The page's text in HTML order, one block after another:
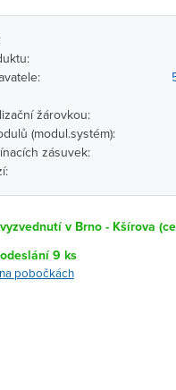
žárovkou:
(modul.systém):
zásuvek:
v Brno - Kšírova
9 ks
pobočkách